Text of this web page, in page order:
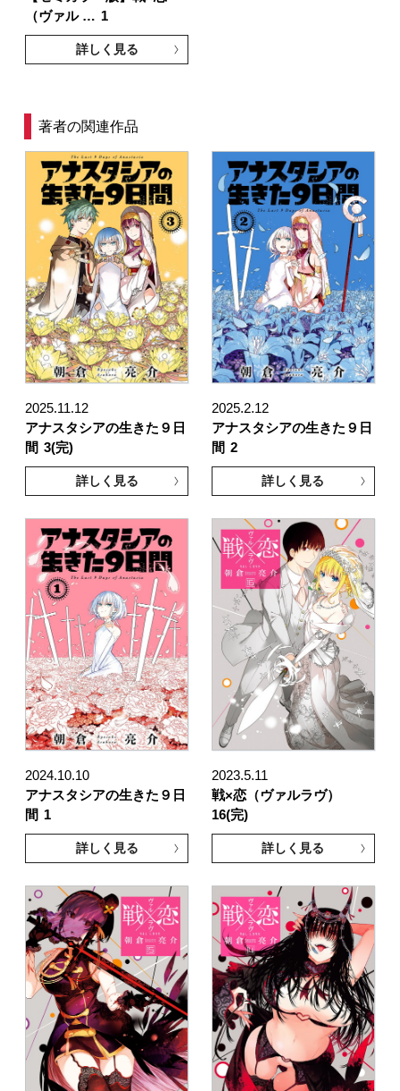
（ヴァル … 1
詳しく見る
著者の関連作品
2025.11.12
アナスタシアの生きた９日
間 3(完)
詳しく見る
2025.2.12
アナスタシアの生きた９日
間 2
詳しく見る
2024.10.10
アナスタシアの生きた９日
間 1
詳しく見る
2023.5.11
戦×恋（ヴァルラヴ）
16(完)
詳しく見る